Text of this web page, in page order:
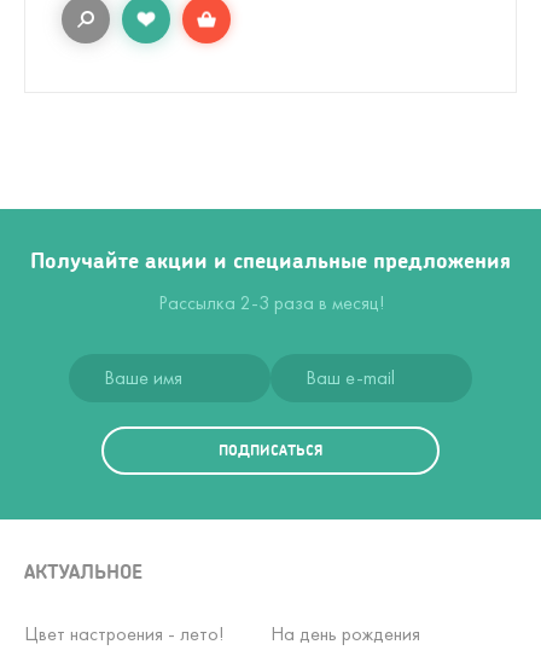
Получайте акции и специальные предложения
Рассылка 2-3 раза в месяц!
ПОДПИСАТЬСЯ
АКТУАЛЬНОЕ
Цвет настроения - лето!
На день рождения